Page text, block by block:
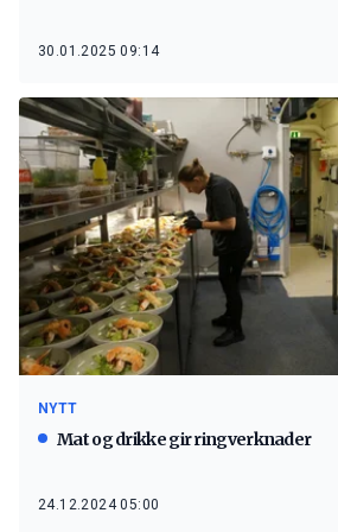
30.01.2025 09:14
NYTT
Mat og drikke gir ringverknader
24.12.2024 05:00